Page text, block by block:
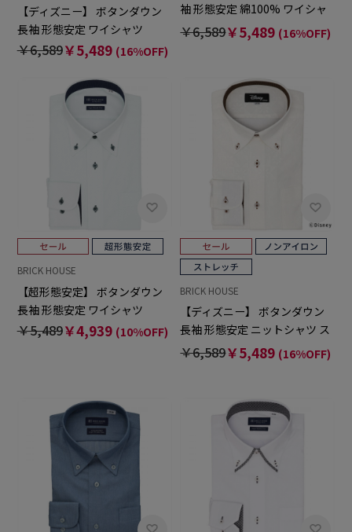
【ディズニー】 ボタンダウン
長袖 形態安定 ワイシャツ
￥6,589￥5,489 (16%OFF)
袖 形態安定 綿100% ワイシャ
ツ
￥6,589￥5,489 (16%OFF)
BRICK HOUSE
【超形態安定】 ボタンダウン
長袖 形態安定 ワイシャツ
￥5,489￥4,939 (10%OFF)
BRICK HOUSE
【ディズニー】 ボタンダウン
長袖 形態安定 ニットシャツ ス
トレッチ
￥6,589￥5,489 (16%OFF)